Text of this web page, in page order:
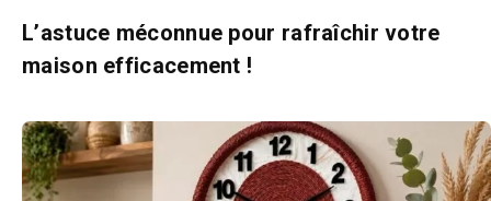
L’astuce méconnue pour rafraîchir votre
maison efficacement !